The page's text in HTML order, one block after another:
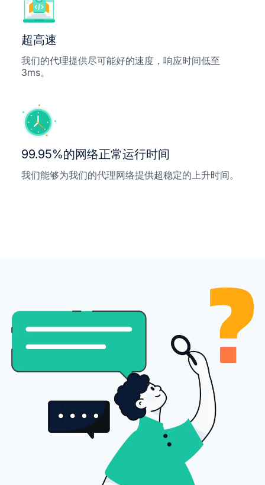
超高速
我们的代理提供尽可能好的速度，响应时间低至
3ms。
99.95%的网络正常运行时间
我们能够为我们的代理网络提供超稳定的上升时间。